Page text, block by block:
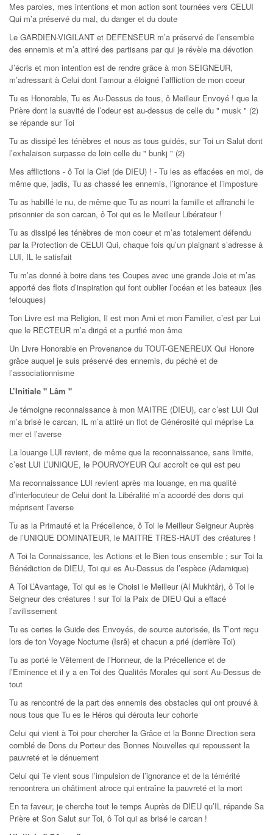
Mes paroles, mes intentions et mon action sont tournées vers CELUI
Qui m’a préservé du mal, du danger et du doute
Le GARDIEN-VIGILANT et DEFENSEUR m’a préservé de l’ensemble
des ennemis et m’a attiré des partisans par qui je révèle ma dévotion
J’écris et mon intention est de rendre grâce à mon SEIGNEUR,
m’adressant à Celui dont l’amour a éloigné l’affliction de mon coeur
Tu es Honorable, Tu es Au-Dessus de tous, ô Meilleur Envoyé ! que la
Prière dont la suavité de l’odeur est au-dessus de celle du " musk " (2)
se répande sur Toi
Tu as dissipé les ténèbres et nous as tous guidés, sur Toi un Salut dont
l’exhalaison surpasse de loin celle du " bunkj " (2)
Mes afflictions - ô Toi la Clef (de DIEU) ! - Tu les as effacées en moi, de
même que, jadis, Tu as chassé les ennemis, l’ignorance et l’imposture
Tu as habillé le nu, de même que Tu as nourri la famille et affranchi le
prisonnier de son carcan, ô Toi qui es le Meilleur Libérateur !
Tu as dissipé les ténèbres de mon coeur et m’as totalement défendu
par la Protection de CELUI Qui, chaque fois qu’un plaignant s’adresse à
LUI, IL le satisfait
Tu m’as donné à boire dans tes Coupes avec une grande Joie et m’as
apporté des flots d’inspiration qui font oublier l’océan et les bateaux (les
felouques)
Ton Livre est ma Religion, Il est mon Ami et mon Familier, c’est par Lui
que le RECTEUR m’a dirigé et a purifié mon âme
Un Livre Honorable en Provenance du TOUT-GENEREUX Qui Honore
grâce auquel je suis préservé des ennemis, du péché et de
l’associationnisme
L’Initiale " Lâm "
Je témoigne reconnaissance à mon MAITRE (DIEU), car c’est LUI Qui
m’a brisé le carcan, IL m’a attiré un flot de Générosité qui méprise La
mer et l’averse
La louange LUI revient, de même que la reconnaissance, sans limite,
c’est LUI L’UNIQUE, le POURVOYEUR Qui accroît ce qui est peu
Ma reconnaissance LUI revient après ma louange, en ma qualité
d’interlocuteur de Celui dont la Libéralité m’a accordé des dons qui
méprisent l’averse
Tu as la Primauté et la Précellence, ô Toi le Meilleur Seigneur Auprès
de l’UNIQUE DOMINATEUR, le MAITRE TRES-HAUT des créatures !
A Toi la Connaissance, les Actions et le Bien tous ensemble ; sur Toi la
Bénédiction de DIEU, Toi qui es Au-Dessus de l’espèce (Adamique)
A Toi L’Avantage, Toi qui es le Choisi le Meilleur (Al Mukhtâr), ô Toi le
Seigneur des créatures ! sur Toi la Paix de DIEU Qui a effacé
l’avilissement
Tu es certes le Guide des Envoyés, de source autorisée, ils T’ont reçu
lors de ton Voyage Nocturne (Isrâ) et chacun a prié (derrière Toi)
Tu as porté le Vêtement de l’Honneur, de la Précellence et de
l’Eminence et il y a en Toi des Qualités Morales qui sont Au-Dessus de
tout
Tu as rencontré de la part des ennemis des obstacles qui ont prouvé à
nous tous que Tu es le Héros qui dérouta leur cohorte
Celui qui vient à Toi pour chercher la Grâce et la Bonne Direction sera
comblé de Dons du Porteur des Bonnes Nouvelles qui repoussent la
pauvreté et le dénuement
Celui qui Te vient sous l’impulsion de l’ignorance et de la témérité
rencontrera un châtiment atroce qui entraîne la pauvreté et la mort
En ta faveur, je cherche tout le temps Auprès de DIEU qu’IL répande Sa
Prière et Son Salut sur Toi, ô Toi qui as brisé le carcan !